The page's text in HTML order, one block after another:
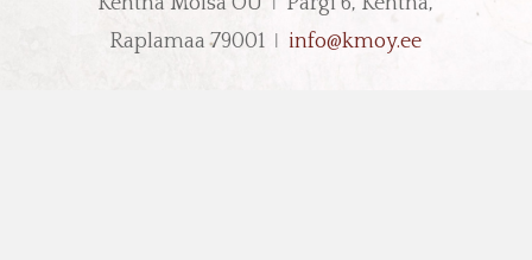
Raplamaa 79001 ǀ info@kmoy.ee